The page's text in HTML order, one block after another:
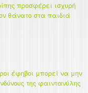
προσφέρει ισχυρή
θάνατο στα παιδιά
έφηβοι μπορεί να μην
της φαιντανύλης